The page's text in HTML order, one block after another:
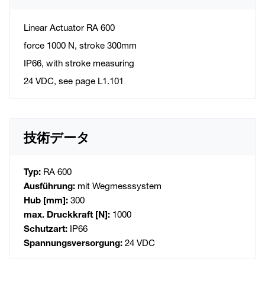
Linear Actuator RA 600
force 1000 N, stroke 300mm
IP66, with stroke measuring
24 VDC, see page L1.101
技術データ
Typ: RA 600
Ausführung: mit Wegmesssystem
Hub [mm]: 300
max. Druckkraft [N]: 1000
Schutzart: IP66
Spannungsversorgung: 24 VDC